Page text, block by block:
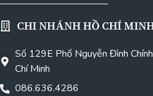
CHI NHÁNH HỒ CHÍ
Số 129E Phố Nguyễn Đình
Chí Minh
086.636.4286